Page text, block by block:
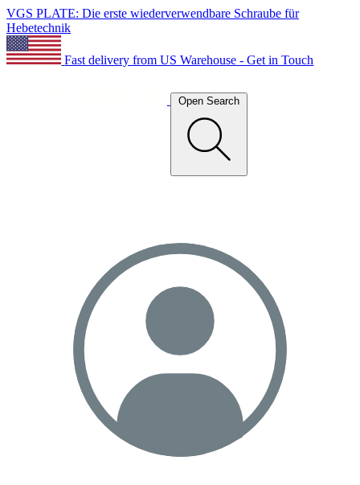
VGS PLATE: Die erste wiederverwendbare Schraube für
Hebetechnik
Fast delivery from US Warehouse - Get in Touch
Open Search